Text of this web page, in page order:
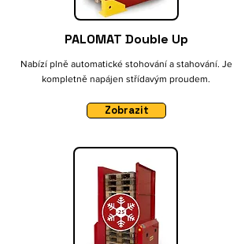
PALOMAT Double Up
Nabízí plně automatické stohování a stahování. Je
kompletně napájen střídavým proudem.
Zobrazit